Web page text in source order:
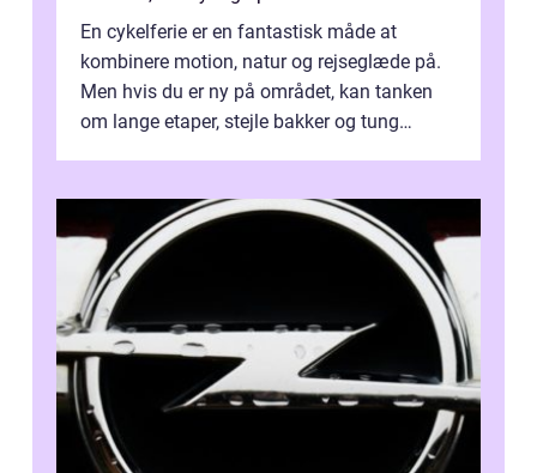
En cykelferie er en fantastisk måde at
kombinere motion, natur og rejseglæde på.
Men hvis du er ny på området, kan tanken
om lange etaper, stejle bakker og tung